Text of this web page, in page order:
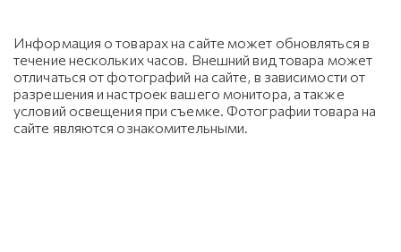
Информация о товарах на сайте может обновляться в
течение нескольких часов. Внешний вид товара может
отличаться от фотографий на сайте, в зависимости от
разрешения и настроек вашего монитора, а также
условий освещения при съемке. Фотографии товара на
сайте являются ознакомительными.